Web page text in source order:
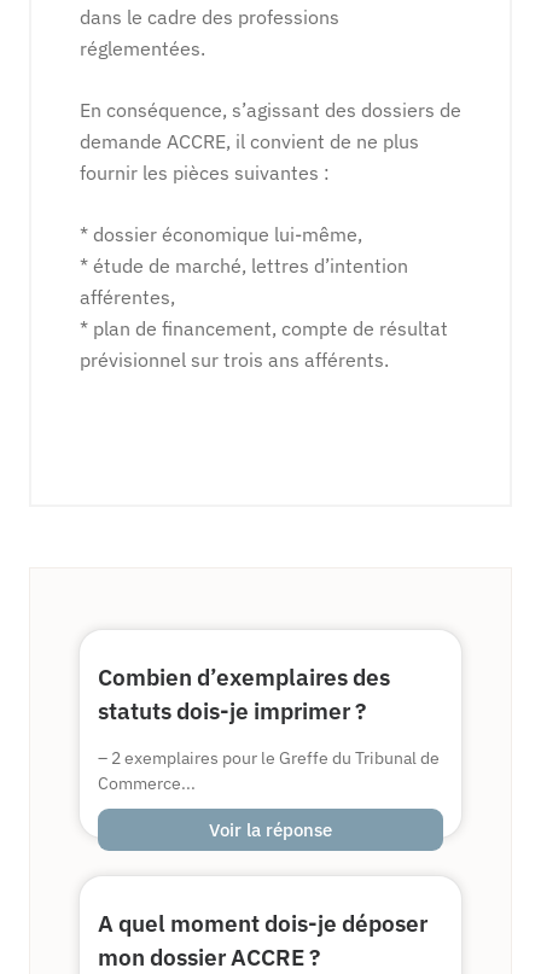
dans le cadre des professions
réglementées.
En conséquence, s’agissant des dossiers de
demande ACCRE, il convient de ne plus
fournir les pièces suivantes :
* dossier économique lui-même,
* étude de marché, lettres d’intention
afférentes,
* plan de financement, compte de résultat
prévisionnel sur trois ans afférents.
Combien d’exemplaires des
statuts dois-je imprimer ?
– 2 exemplaires pour le Greffe du Tribunal de
Commerce...
Voir la réponse
A quel moment dois-je déposer
mon dossier ACCRE ?